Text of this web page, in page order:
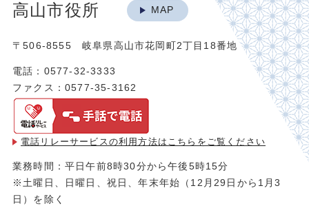
高山市役所 MAP
〒506-8555 岐阜県高山市花岡町2丁目18番地
電話：0577-32-3333
ファクス：0577-35-3162
電話リレーサービスの利用方法は こちらをご覧ください
業務時間：平日午前8時30分から午後5時15分
※土曜日、日曜日、祝日、年末年始（12月29日から1月3
日）を除く